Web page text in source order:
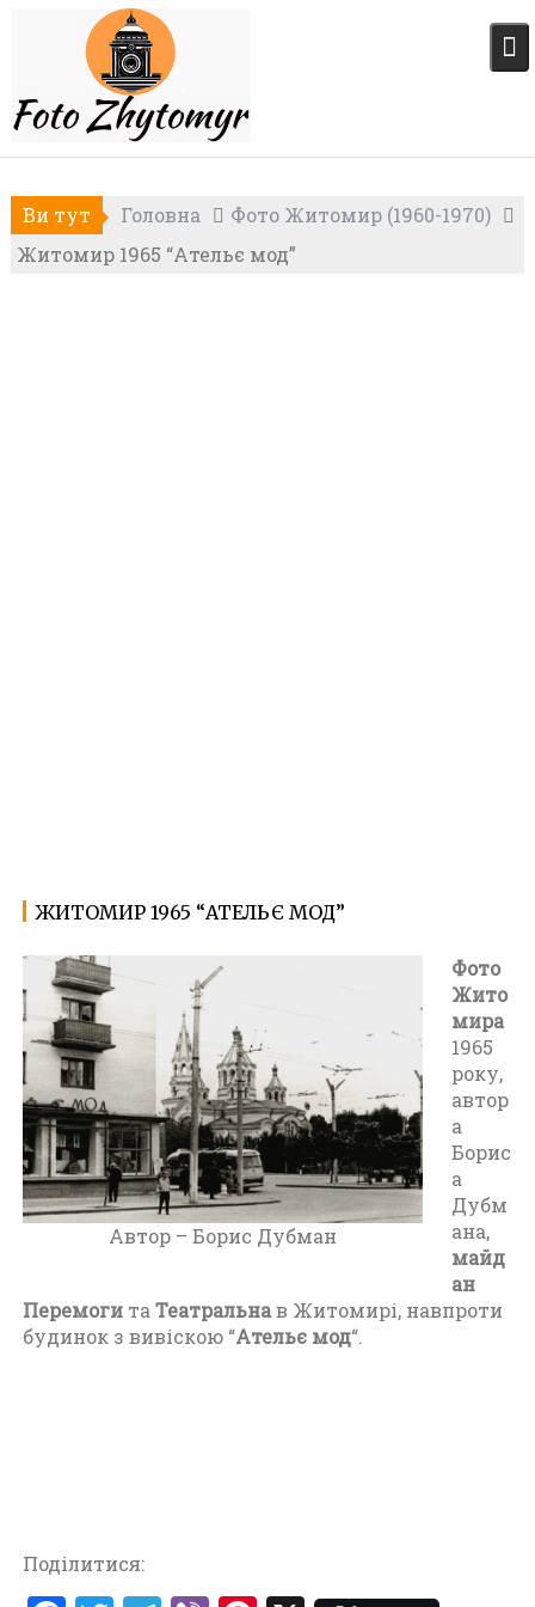
Ви тут Головна
Фото Житомир (1960-1970)
Житомир 1965 “Ательє мод”
26.01.2022
Ф
и
т
о
м
р
(
1
0
-
ЖИТОМИР 1965 “АТЕЛЬЄ МОД”
Автор – Борис Дубман
Фото
Жито
мира
1965
року,
автор
а
Борис
а
Дубм
ана,
майд
ан
Перемоги таТеатральнав Житомирі, навпроти
будинок з вивіскою “Ательє мод“.
Поділитися: